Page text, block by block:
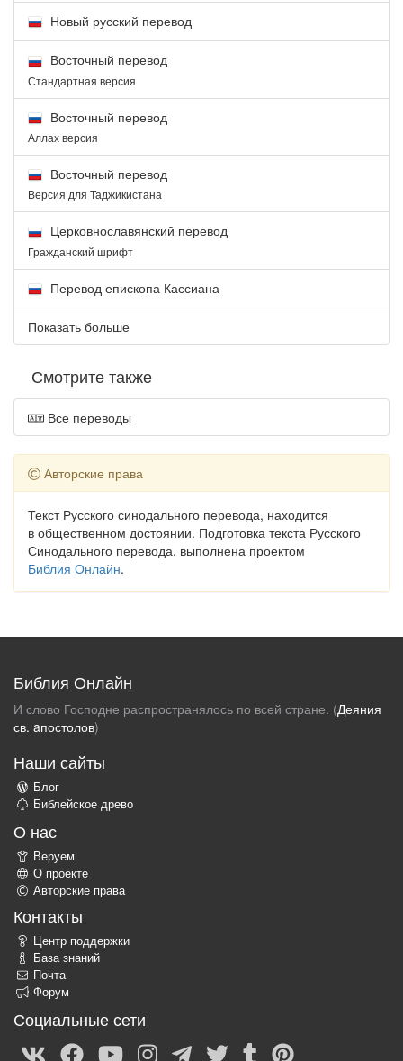
Новый русский перевод
Восточный перевод
Стандартная версия
Восточный перевод
Аллах версия
Восточный перевод
Версия для Таджикистана
Церковнославянский перевод
Гражданский шрифт
Перевод епископа Кассиана
Показать больше
Смотрите также
Все переводы
Авторские права
Текст Русского синодального перевода, находится
в общественном достоянии. Подготовка текста Русского
Синодального перевода, выполнена проектом
Библия Онлайн.
Библия Онлайн
И слово Господне распространялось по всей стране. (Деяния
св. aпостолов)
Наши сайты
Блог
Библейское древо
О нас
Веруем
О проекте
Авторские права
Контакты
Центр поддержки
База знаний
Почта
Форум
Социальные сети